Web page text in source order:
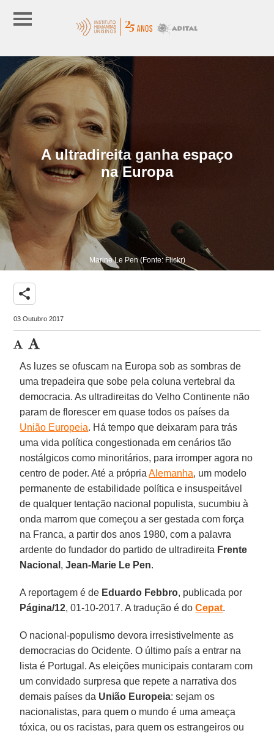
A ultradireita ganha espaço
na Europa
Marine Le Pen (Fonte: Flickr)
share
03 Outubro 2017
As luzes se ofuscam na Europa sob as sombras de
uma trepadeira que sobe pela coluna vertebral da
democracia. As ultradireitas do Velho Continente não
param de florescer em quase todos os países da
União Europeia. Há tempo que deixaram para trás
uma vida política congestionada em cenários tão
nostálgicos como minoritários, para irromper agora no
centro de poder. Até a própriaAlemanha, um modelo
permanente de estabilidade política e insuspeitável
de qualquer tentação nacional populista, sucumbiu à
onda marrom que começou a ser gestada com força
na Franca, a partir dos anos 1980, com a palavra
ardente do fundador do partido de ultradireita Frente
Nacional ,Jean-Marie Le Pen.
A reportagem é de Eduardo Febbro, publicada por
Página/12, 01-10-2017. A tradução é doCepat.
O nacional-populismo devora irresistivelmente as
democracias do Ocidente. O último país a entrar na
lista é Portugal. As eleições municipais contaram com
um convidado surpresa que repete a narrativa dos
demais países da União Europeia: sejam os
nacionalistas, para quem o mundo é uma ameaça
tóxica, ou os racistas, para quem os estrangeiros ou